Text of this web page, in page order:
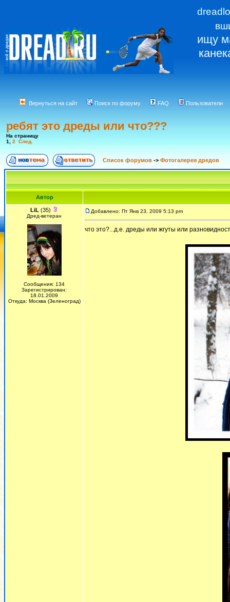
ищу
Вернуться на сайт Поиск по форуму FAQ Пользователи
ребят это дреды или что???
На страницу
1
2 След.
Список форумов -> Фотогалерея дредов
Автор
LiL (35)
Дред-ветеран
Сообщения: 134
Зарегистрирован:
18.01.2009
Откуда: Москва (Зеленоград)
Добавлено: Пт Янв 23, 2009 5:13 pm
что это?...д.е. дреды или жгуты или